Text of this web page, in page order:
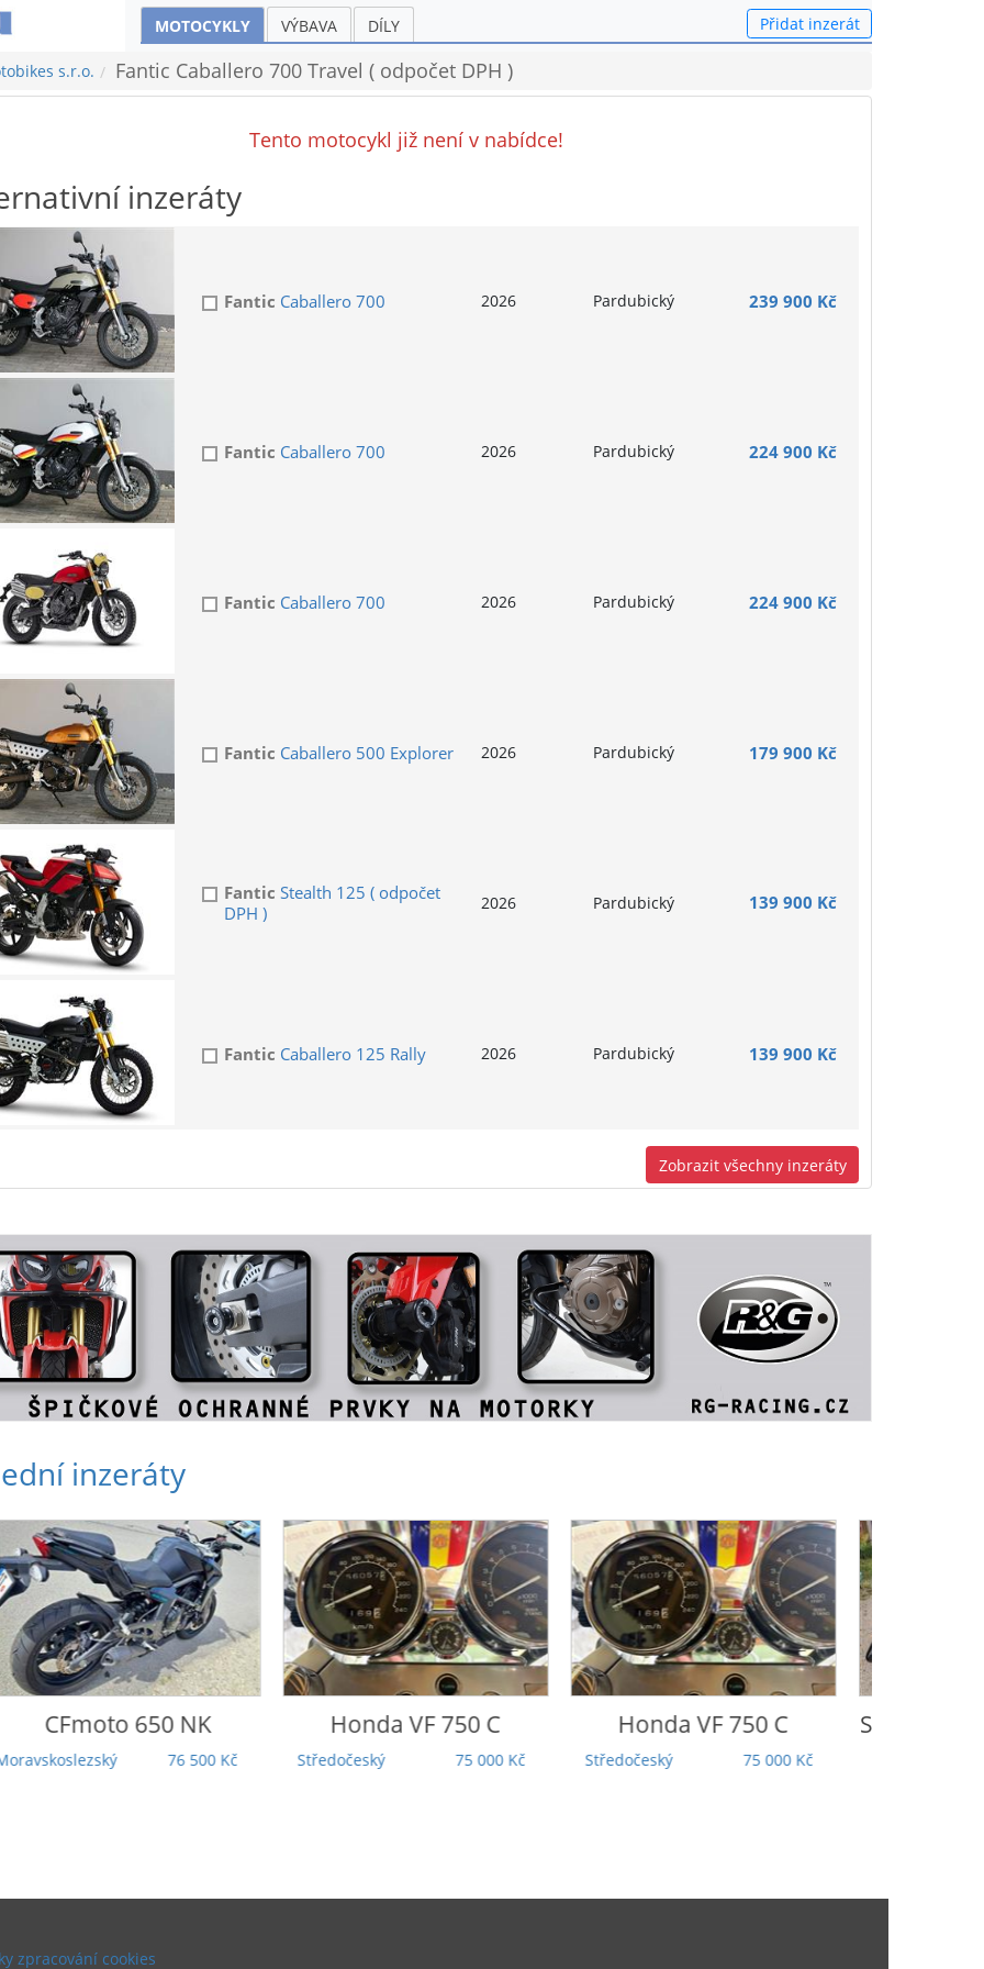
MOTOCYKLY VÝBAVA DÍLY Přidat inzerát
s.r.o. Fantic Caballero 700 Travel ( odpočet DPH )
Tento motocykl již není v nabídce!
inzeráty
Fantic Caballero 700 2026 Pardubický 239 900 Kč
Fantic Caballero 700 2026 Pardubický 224 900 Kč
Fantic Caballero 700 2026 Pardubický 224 900 Kč
Fantic Caballero 500 Explorer 2026 Pardubický 179 900 Kč
Fantic Stealth 125 ( odpočet
DPH )
2026 Pardubický 139 900 Kč
Fantic Caballero 125 Rally 2026 Pardubický 139 900 Kč
Zobrazit všechny inzeráty
inzeráty
650 NK
76 500 Kč
HondaVF 750 C
Středočeský 75 000 Kč
HondaVF 750 C
Středočeský 75 000 Kč
Suzuki
zpracování cookies